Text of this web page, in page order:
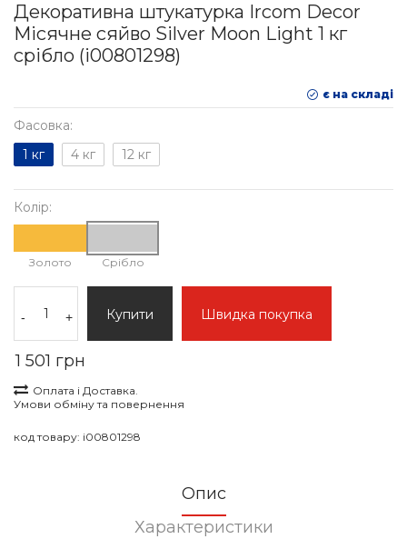
Декоративна штукатурка Ircom Decor
Місячне сяйво Silver Moon Light 1 кг
срібло (i00801298)
є на складі
Фасовка:
1 кг
4 кг 12 кг
Колір:
Золото Срібло
- + Купити Швидка покупка
1 501 грн
Оплата і Доставка.
Умови обміну та повернення
код товару: i00801298
Опис
Характеристики